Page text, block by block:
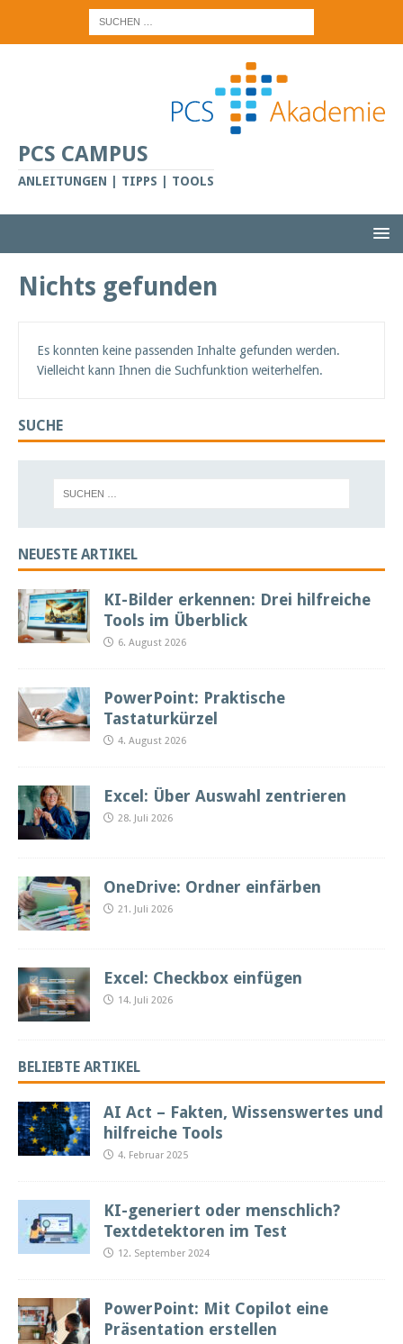
PCS CAMPUS
ANLEITUNGEN | TIPPS | TOOLS
Nichts gefunden
Es konnten keine passenden Inhalte gefunden werden.
Vielleicht kann Ihnen die Suchfunktion weiterhelfen.
SUCHE
NEUESTE ARTIKEL
KI-Bilder erkennen: Drei hilfreiche
Tools im Überblick
6. August 2026
PowerPoint: Praktische
Tastaturkürzel
4. August 2026
Excel: Über Auswahl zentrieren
28. Juli 2026
OneDrive: Ordner einfärben
21. Juli 2026
Excel: Checkbox einfügen
14. Juli 2026
BELIEBTE ARTIKEL
AI Act – Fakten, Wissenswertes und
hilfreiche Tools
4. Februar 2025
KI-generiert oder menschlich?
Textdetektoren im Test
12. September 2024
PowerPoint: Mit Copilot eine
Präsentation erstellen